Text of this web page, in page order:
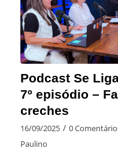
Podcast Se
7º episódio –
creches
16/09/2025 / 0
Paulino